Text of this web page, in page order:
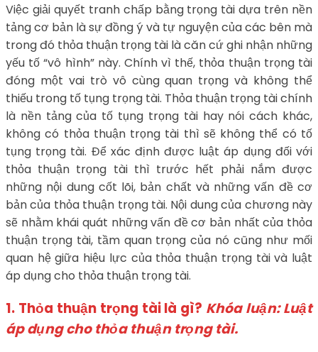
Việc giải quyết tranh chấp bằng trọng tài dựa trên nền
tảng cơ bản là sự đồng ý và tự nguyện của các bên mà
trong đó thỏa thuận trọng tài là căn cứ ghi nhận những
yếu tố “vô hình” này. Chính vì thế, thỏa thuận trọng tài
đóng một vai trò vô cùng quan trọng và không thể
thiếu trong tố tụng trọng tài. Thỏa thuận trọng tài chính
là nền tảng của tố tụng trọng tài hay nói cách khác,
không có thỏa thuận trọng tài thì sẽ không thể có tố
tụng trọng tài. Để xác định được luật áp dụng đối với
thỏa thuận trọng tài thì trước hết phải nắm được
những nội dung cốt lõi, bản chất và những vấn đề cơ
bản của thỏa thuận trọng tài. Nội dung của chương này
sẽ nhằm khái quát những vấn đề cơ bản nhất của thỏa
thuận trọng tài, tầm quan trọng của nó cũng như mối
quan hệ giữa hiệu lực của thỏa thuận trọng tài và luật
áp dụng cho thỏa thuận trọng tài.
1. Thỏa thuận trọng tài là gì? Khóa luận: Luật
áp dụng cho thỏa thuận trọng tài.